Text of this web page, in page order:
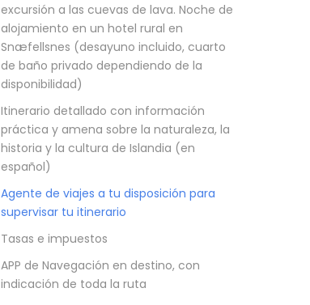
excursión a las cuevas de lava. Noche de
alojamiento en un hotel rural en
Snæfellsnes (desayuno incluido, cuarto
de baño privado dependiendo de la
disponibilidad)
Itinerario detallado con información
práctica y amena sobre la naturaleza, la
historia y la cultura de Islandia (en
español)
Agente de viajes a tu disposición para
supervisar tu itinerario
Tasas e impuestos
APP de Navegación en destino, con
indicación de toda la ruta